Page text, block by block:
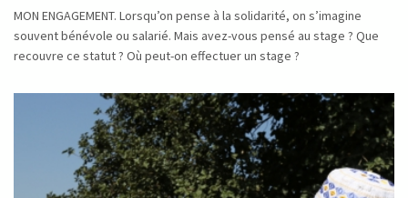
MON ENGAGEMENT. Lorsqu’on pense à la solidarité, on s’imagine
souvent bénévole ou salarié. Mais avez-vous pensé au stage ? Que
recouvre ce statut ? Où peut-on effectuer un stage ?